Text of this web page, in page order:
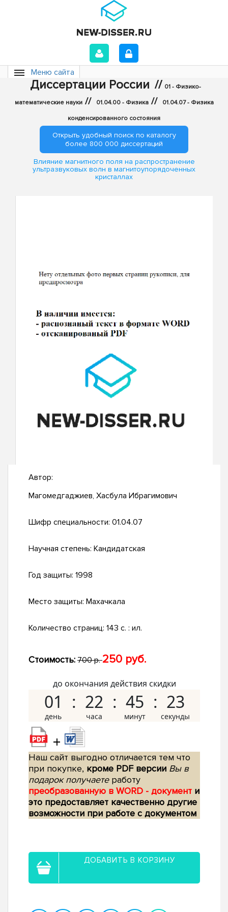
Меню сайта
Диссертации России // 01 - Физико-
математические науки // 01.04.00 - Физика // 01.04.07 - Физика
конденсированного состояния
Открыть удобный поиск по каталогу
более 800 000 диссертаций
Влияние магнитного поля на распространение
ультразвуковых волн в магнитоупорядоченных
кристаллах
Автор:
Магомедгаджиев, Хасбула Ибрагимович
Шифр специальности: 01.04.07
Научная степень: Кандидатская
Год защиты: 1998
Место защиты: Махачкала
Количество страниц: 143 с. : ил.
Стоимость: 700 р.250 руб.
до окончания действия скидки
01 22 45 22
+
Наш сайт выгодно отличается тем что
при покупке, кроме PDF версии Вы в
подарок получаетеработу
преобразованную в WORD - документ и
это предоставляет качественно другие
возможности при работе с документом
ДОБАВИТЬ В КОРЗИНУ